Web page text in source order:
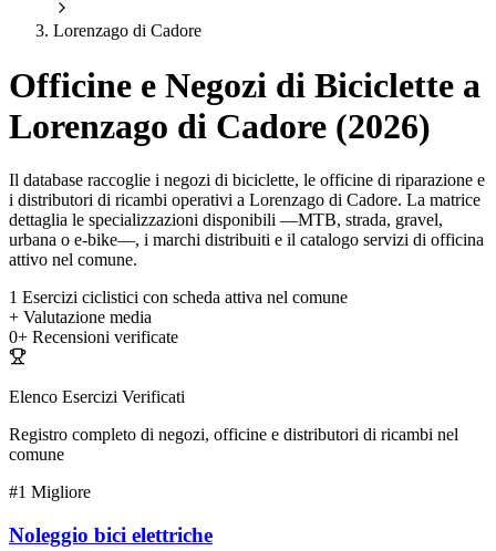
Lorenzago di Cadore
Officine e Negozi di Biciclette a
Lorenzago di Cadore (2026)
Il database raccoglie i negozi di biciclette, le officine di riparazione e
i distributori di ricambi operativi a Lorenzago di Cadore. La matrice
dettaglia le specializzazioni disponibili —MTB, strada, gravel,
urbana o e-bike—, i marchi distribuiti e il catalogo servizi di officina
attivo nel comune.
1 Esercizi ciclistici con scheda attiva nel comune
+ Valutazione media
0+ Recensioni verificate
Elenco Esercizi Verificati
Registro completo di negozi, officine e distributori di ricambi nel
comune
#1 Migliore
Noleggio bici elettriche